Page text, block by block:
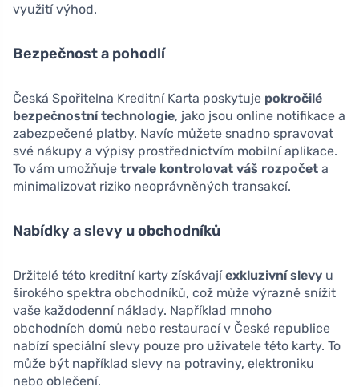
využití výhod.
Bezpečnost a pohodlí
Česká Spořitelna Kreditní Karta poskytuje pokročilé
bezpečnostní technologie, jako jsou online notifikace a
zabezpečené platby. Navíc můžete snadno spravovat
své nákupy a výpisy prostřednictvím mobilní aplikace.
To vám umožňuje trvale kontrolovat váš rozpočet a
minimalizovat riziko neoprávněných transakcí.
Nabídky a slevy u obchodníků
Držitelé této kreditní karty získávajíexkluzivní slevy u
širokého spektra obchodníků, což může výrazně snížit
vaše každodenní náklady. Například mnoho
obchodních domů nebo restaurací v České republice
nabízí speciální slevy pouze pro uživatele této karty. To
může být například slevy na potraviny, elektroniku
nebo oblečení.